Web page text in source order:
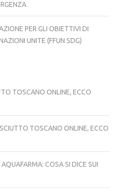
PER GLI OBIETTIVI DI
UNITE (FFUN SDG)
TOSCANO ONLINE, ECCO
TOSCANO ONLINE, ECCO
AQUAFARMA: COSA SI DICE SUI